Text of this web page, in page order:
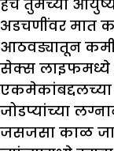
हेच तुमच्या
अडचणींवर मात
आठवड्यातून
सेक्स लाइफमध्ये
एकमेकांबद्दलच्या
जोडप्यांच्या
जसजसा काळ